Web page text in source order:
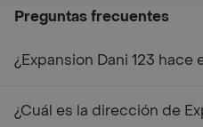
Preguntas frecuentes
¿Expansion Dani 123
¿Cuál es la dirección de